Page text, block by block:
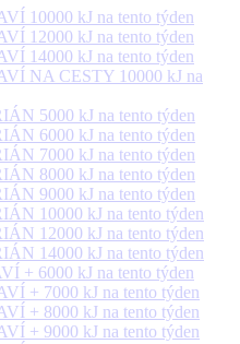
10000 kJ na tento týden
12000 kJ na tento týden
14000 kJ na tento týden
NA CESTY 10000 kJ na
5000 kJ na tento týden
6000 kJ na tento týden
7000 kJ na tento týden
8000 kJ na tento týden
9000 kJ na tento týden
10000 kJ na tento týden
12000 kJ na tento týden
14000 kJ na tento týden
+ 6000 kJ na tento týden
+ 7000 kJ na tento týden
+ 8000 kJ na tento týden
+ 9000 kJ na tento týden